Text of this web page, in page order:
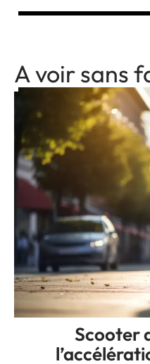
A voir sans
Scooter